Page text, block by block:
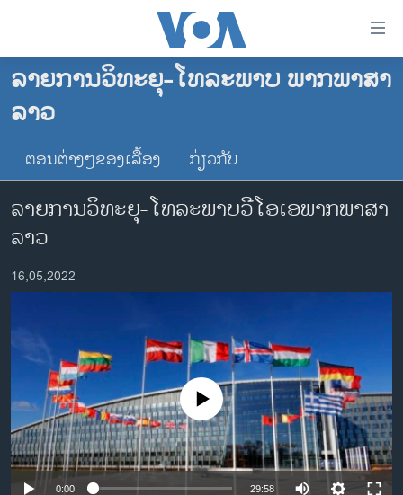
ເຂົ້າ
ຫາ
ຂ້າມ
ຫາ
ຊອກ
ໂຮມເພຈ
ລາວ
ອາເມຣິກາ
ການເລືອກຕັ້ງ ປະທານາທີບໍດີ ສະຫະລັດ 2024
ຂ່າວ​ຈີນ
ເອເຊຍ
ຊີວິດຊາວລາວ
ຊຸມຊົນຊາວລາວ
ວິທະຍາສາດ-ເທັກໂນໂລຈີ
ທຸລະກິດ
ພາສາອັງກິດ
ລາຍການວິທະຍຸ-ໂທລະພາບ ພາກພາສາ
ລາວ
ຕອນຕ່າງໆຂອງເລື້ອງ ກ່ຽວກັບ
ລາຍການວິທະຍຸ-ໂທລະພາບວີໂອເອພາກພາສາ
ລາວ
16,05,2022
No media source currently available
0:00 29:58